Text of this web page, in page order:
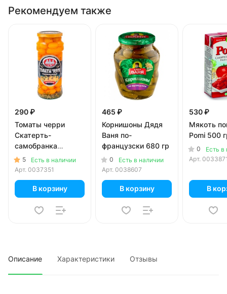
Рекомендуем также
290 ₽
Томаты черри
Скатерть-
самобранка
маринованные
медовые 580 мл
5
Есть в наличии
Арт. 0037351
В корзину
465 ₽
Корнишоны Дядя
Ваня по-
французски 680 гр
0
Есть в наличии
Арт. 0038607
В корзину
530 ₽
Мякоть
Pomi 500
0
Есть в
Арт.
В
Описание Характеристики Отзывы